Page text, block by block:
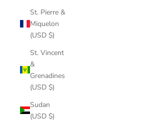
St. Pierre &
Miquelon
(USD $)
St. Vincent
&
Grenadines
(USD $)
Sudan
(USD $)